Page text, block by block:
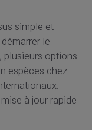
simple et
le
plusieurs options
espèces chez
à jour rapide